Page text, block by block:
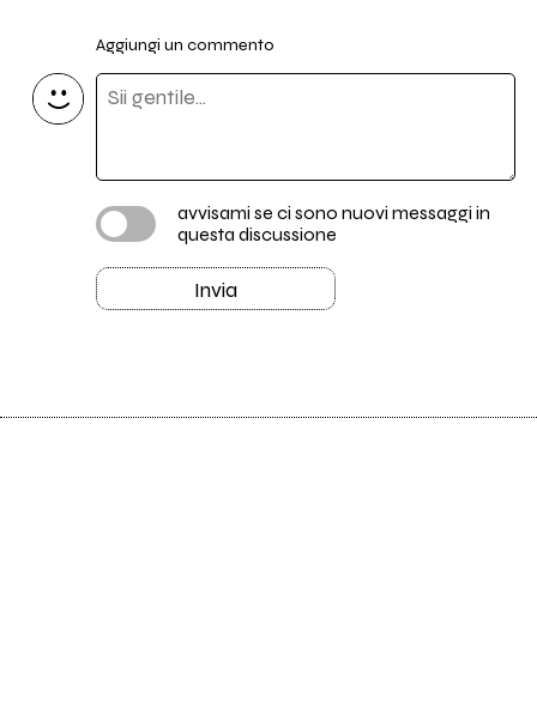
Aggiungi un commento
avvisami se ci sono nuovi messaggi in
questa discussione
Invia